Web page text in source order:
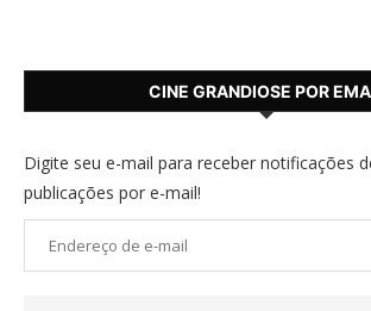
CINE GRANDIOSE POR
Digite seu e-mail para receber notificações
publicações por e-mail!
Endereço